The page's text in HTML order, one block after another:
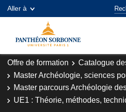
Aller à
Offre de formation Catalogue
Master Archéologie, sciences
Master parcours Archéologie
UE1 : Théorie, méthodes,